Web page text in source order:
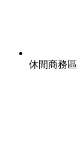
休閒商務區